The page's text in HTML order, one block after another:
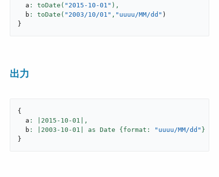
  a
: toDate( "2015-10-01" ),
  b
: toDate( "2003/10/01" , "uuuu/MM/dd" )
}
出力
{
  a
: | 2015 - 10 -01 |,
  b
: | 2003 - 10 -01 | as Date {format: "uuuu/MM/dd" }
}